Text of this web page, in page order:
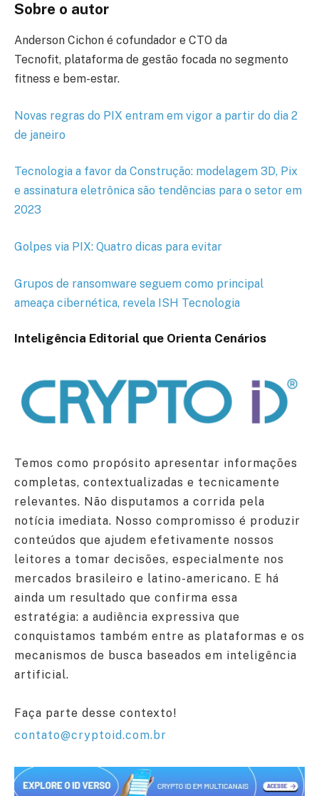
Sobre o autor
Anderson Cichon é cofundador e CTO da
Tecnofit, plataforma de gestão focada no segmento
fitness e bem-estar.
Novas regras do PIX entram em vigor a partir do dia 2
de janeiro
Tecnologia a favor da Construção: modelagem 3D, Pix
e assinatura eletrônica são tendências para o setor em
2023
Golpes via PIX: Quatro dicas para evitar
Grupos de ransomware seguem como principal
ameaça cibernética, revela ISH Tecnologia
Inteligência Editorial que Orienta Cenários
Temos como propósito apresentar informações
completas, contextualizadas e tecnicamente
relevantes. Não disputamos a corrida pela
notícia imediata. Nosso compromisso é produzir
conteúdos que ajudem efetivamente nossos
leitores a tomar decisões, especialmente nos
mercados brasileiro e latino-americano. E há
ainda um resultado que confirma essa
estratégia: a audiência expressiva que
conquistamos também entre as plataformas e os
mecanismos de busca baseados em inteligência
artificial.
Faça parte desse contexto!
contato@cryptoid.com.br